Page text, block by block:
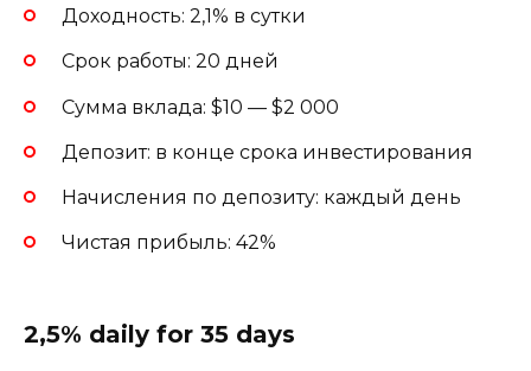
Доходность: 2,1% в сутки
Срок работы: 20 дней
Сумма вклада: $10 — $2 000
Депозит: в конце срока инвестирования
Начисления по депозиту: каждый день
Чистая прибыль: 42%
2,5% daily for 35 days